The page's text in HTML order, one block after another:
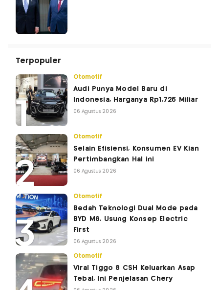
Terpopuler
Otomotif
Audi Punya Model Baru di
Indonesia, Harganya Rp1,725 Miliar
06 Agustus 2026
Otomotif
Selain Efisiensi, Konsumen EV Kian
Pertimbangkan Hal ini
06 Agustus 2026
Otomotif
Bedah Teknologi Dual Mode pada
BYD M6, Usung Konsep Electric
First
06 Agustus 2026
Otomotif
Viral Tiggo 8 CSH Keluarkan Asap
Tebal, Ini Penjelasan Chery